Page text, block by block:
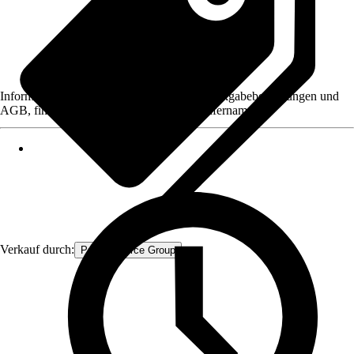
Verkauf durch: Procommerce Group
Informationen des Verkäufers, wie z. B. Rückgabebedingungen und
AGB, finden Sie bei Klick auf den Verkäufernamen.